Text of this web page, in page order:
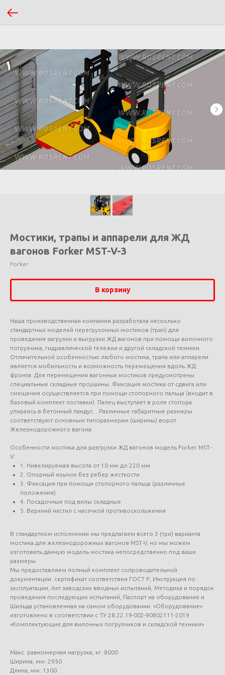
Мостики, трапы и аппарели для ЖД
вагонов Forker MST-V-3
Forker
В корзину
Наша производственная компания разработала несколько
стандартных моделей перегрузочных мостиков (трап) для
проведения загрузки и выгрузки ЖД вагонов при помощи вилочного
погрузчика, гидравлической тележки и другой складской техники.
Отличительной особенностью любого мостика, трапа или аппарели
является мобильность и возможность перемещения вдоль ЖД
фронта. Для перемещения вагонных мостиков предусмотрены
специальные складные проушины. Фиксация мостика от сдвига или
смещения осуществляется при помощи стопорного пальца (входит в
базовый комплект поставки). Палец выступает в роле стопора
упираясь в бетонный пандус. . Различные габаритные размеры
соответствуют основным типоразмерам (ширины) ворот
Железнодорожного вагона.
Особенности мостика для разгрузки ЖД вагонов модель Forker MST-
V:
1. Нивелируемая высота от 10 мм до 220 мм
2. Опорный язычок без ребер жесткости
3. Фиксация при помощи стопорного пальца (различные
положения)
4. Посадочные под вилы складные
5. Верхний настил с насечкой противоскольжения
В стандартном исполнении мы предлагаем всего 3 (три) варианта
мостика для железнодорожных вагонов MST-V, но мы можем
изготовить данную модель мостика непосредственно под ваши
размеры.
Мы предоставляем полный комплект сопроводительной
документации: сертификат соответствия ГОСТ Р, Инструкция по
эксплуатации, Акт заводских вводных испытаний, Методика и порядок
проведения последующих испытаний, Паспорт на оборудование и
Шильда установленная на самом оборудовании. «Оборудование»
изготовлено в соответствии с ТУ 28.22.19-002-90802111-2019
«Комплектующие для вилочных погрузчиков и складской техники»
Макс. равномерная нагрузка, кг: 8000
Ширина, мм: 2950
Длина, мм: 1300